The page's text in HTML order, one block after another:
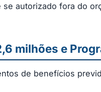
autorizado fora do
milhões e
de benefícios